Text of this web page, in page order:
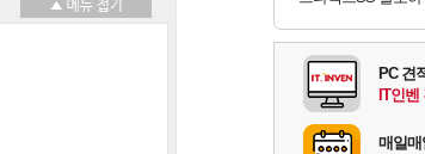
PC 견
IT인
매일매